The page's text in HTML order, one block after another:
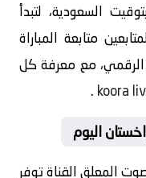
ستعلو عند الساعة 19:00 بتوقيت السعودية، لتبدأ
متابعة المباراة
الرقمي، مع معرفة كل
koora
.
اليوم
المعلق القناة توفر